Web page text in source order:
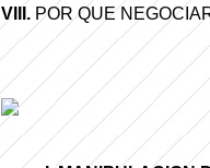
VIII. POR QUE